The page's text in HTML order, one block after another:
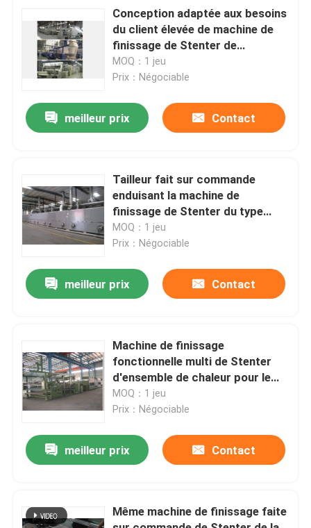
Maison
Au sujet de nous
Contrôle de qualité
nouvelles
Demandez une citation
stenter d'arrangement de la chaleur
Conception adaptée aux besoins
du client élevée de machine de
finissage de Stenter de
production pour les Knits tissés
MOQ：1 jeu
Prix：Négociable
meilleur prix Contact
Tailleur fait sur commande
enduisant la machine de
finissage de Stenter du type
OEM de refroidissement à l'air
MOQ：1 jeu
Prix：Négociable
meilleur prix Contact
Machine de finissage
fonctionnelle multi de Stenter
d'ensemble de chaleur pour le
système de récupération de
chaleur
MOQ：1 jeu
Prix：Négociable
meilleur prix Contact
Même machine de finissage faite